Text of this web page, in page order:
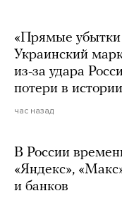
«Прямые
Украинский
из-за удара
потери в
час назад
В России
«Яндекс»,
и банков